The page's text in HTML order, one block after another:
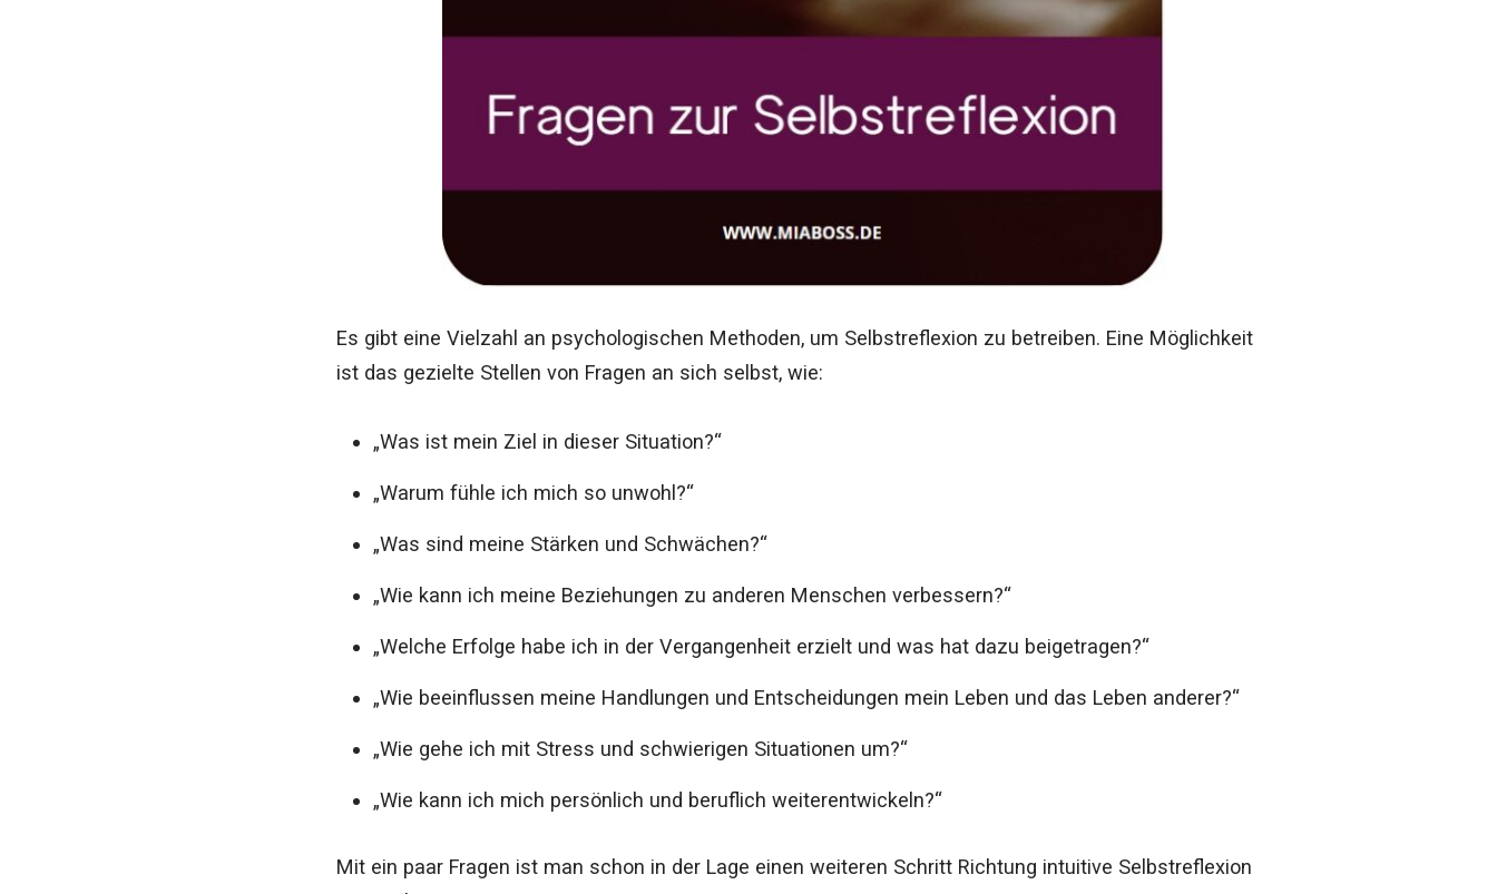
Es gibt eine Vielzahl an psychologischen Methoden, um Selbstreflexion zu betreiben. Eine Möglichkeit
ist das gezielte Stellen von Fragen an sich selbst, wie:
„Was ist mein Ziel in dieser Situation?“
„Warum fühle ich mich so unwohl?“
„Was sind meine Stärken und Schwächen?“
„Wie kann ich meine Beziehungen zu anderen Menschen verbessern?“
„Welche Erfolge habe ich in der Vergangenheit erzielt und was hat dazu beigetragen?“
„Wie beeinflussen meine Handlungen und Entscheidungen mein Leben und das Leben anderer?“
„Wie gehe ich mit Stress und schwierigen Situationen um?“
„Wie kann ich mich persönlich und beruflich weiterentwickeln?“
Mit ein paar Fragen ist man schon in der Lage einen weiteren Schritt Richtung intuitive Selbstreflexion